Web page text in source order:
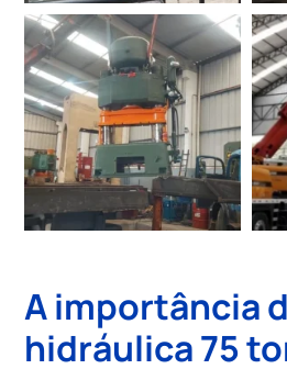
A importância
hidráulica 75